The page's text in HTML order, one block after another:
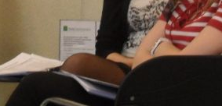
Наши клиенты